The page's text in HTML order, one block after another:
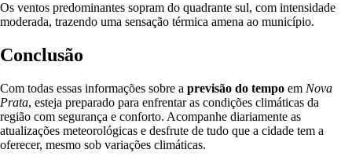
Os ventos predominantes sopram do quadrante sul, com intensidade
moderada, trazendo uma sensação térmica amena ao município.
Conclusão
Com todas essas informações sobre a previsão do tempo em Nova
Prata, esteja preparado para enfrentar as condições climáticas da
região com segurança e conforto. Acompanhe diariamente as
atualizações meteorológicas e desfrute de tudo que a cidade tem a
oferecer, mesmo sob variações climáticas.